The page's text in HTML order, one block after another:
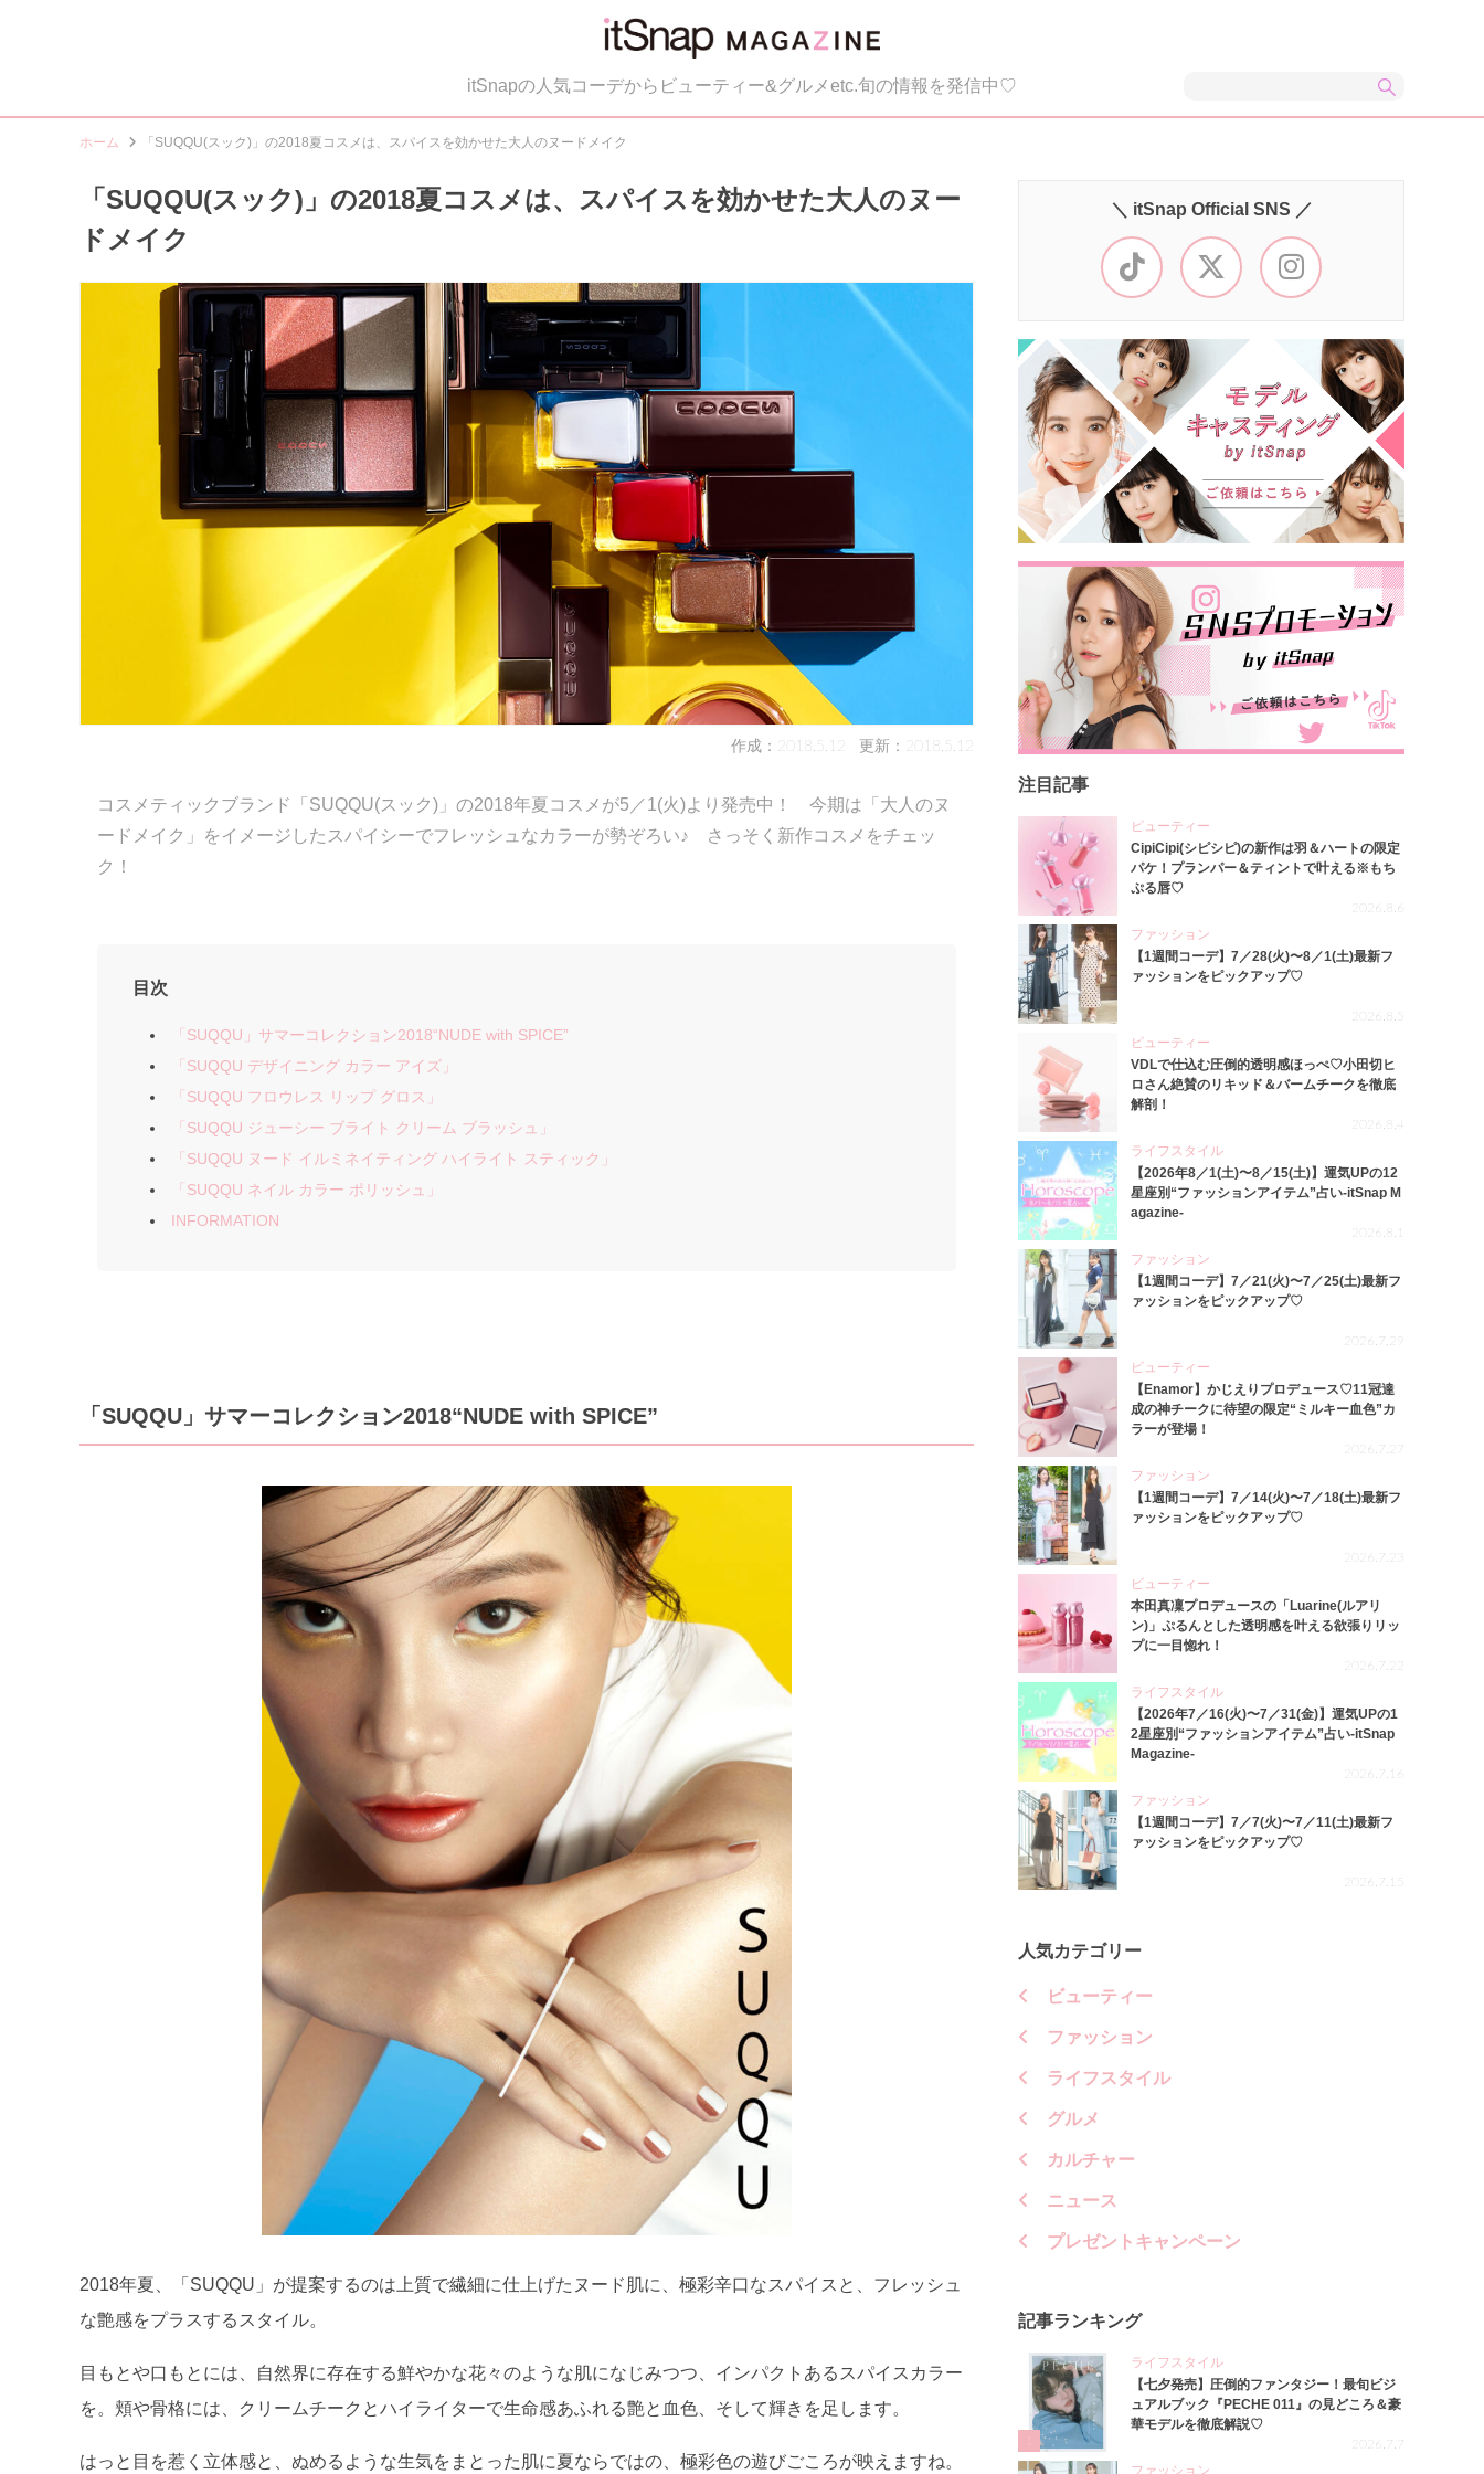
itSnapの人気コーデからビューティー&グルメetc.旬の情報を発信中♡
ホーム 「SUQQU(スック)」の2018夏コスメは、スパイスを効かせた大人のヌードメイク
「SUQQU(スック)」の2018夏コスメは、スパイスを効かせた大人のヌー
ドメイク
作成：2018.5.12 更新：2018.5.12
コスメティックブランド「SUQQU(スック)」の2018年夏コスメが5／1(火)より発売中！ 今期は「大人のヌ
ードメイク」をイメージしたスパイシーでフレッシュなカラーが勢ぞろい♪ さっそく新作コスメをチェッ
ク！
目次
「SUQQU」サマーコレクション2018“NUDE with SPICE”
「SUQQU デザイニング カラー アイズ」
「SUQQU フロウレス リップ グロス」
「SUQQU ジューシー ブライト クリーム ブラッシュ」
「SUQQU ヌード イルミネイティング ハイライト スティック」
「SUQQU ネイル カラー ポリッシュ」
INFORMATION
「SUQQU」サマーコレクション2018“NUDE with SPICE”
2018年夏、「SUQQU」が提案するのは上質で繊細に仕上げたヌード肌に、極彩辛口なスパイスと、フレッシュ
な艶感をプラスするスタイル。
目もとや口もとには、自然界に存在する鮮やかな花々のような肌になじみつつ、インパクトあるスパイスカラー
を。頬や骨格には、クリームチークとハイライターで生命感あふれる艶と血色、そして輝きを足します。
はっと目を惹く立体感と、ぬめるような生気をまとった肌に夏ならではの、極彩色の遊びごころが映えますね。
＼ itSnap Official SNS ／
注目記事
ビューティー
CipiCipi(シピシピ)の新作は羽＆ハートの限定
パケ！プランパー＆ティントで叶える※もち
ぷる唇♡
2026.8.6
ファッション
【1週間コーデ】7／28(火)〜8／1(土)最新フ
ァッションをピックアップ♡
2026.8.5
ビューティー
VDLで仕込む圧倒的透明感ほっぺ♡小田切ヒ
ロさん絶賛のリキッド＆バームチークを徹底
解剖！
2026.8.4
ライフスタイル
【2026年8／1(土)〜8／15(土)】運気UPの12
星座別“ファッションアイテム”占い-itSnap M
agazine-
2026.8.1
ファッション
【1週間コーデ】7／21(火)〜7／25(土)最新フ
ァッションをピックアップ♡
2026.7.29
ビューティー
【Enamor】かじえりプロデュース♡11冠達
成の神チークに待望の限定“ミルキー血色”カ
ラーが登場！
2026.7.27
ファッション
【1週間コーデ】7／14(火)〜7／18(土)最新フ
ァッションをピックアップ♡
2026.7.23
ビューティー
本田真凜プロデュースの「Luarine(ルアリ
ン)」ぷるんとした透明感を叶える欲張りリッ
プに一目惚れ！
2026.7.22
ライフスタイル
【2026年7／16(火)〜7／31(金)】運気UPの1
2星座別“ファッションアイテム”占い-itSnap
Magazine-
2026.7.16
ファッション
【1週間コーデ】7／7(火)〜7／11(土)最新フ
ァッションをピックアップ♡
2026.7.15
人気カテゴリー
ビューティー
ファッション
ライフスタイル
グルメ
カルチャー
ニュース
プレゼントキャンペーン
記事ランキング
ライフスタイル
【七夕発売】圧倒的ファンタジー！最旬ビジ
ュアルブック『PECHE 011』の見どころ＆豪
華モデルを徹底解説♡
2026.7.7
ファッション